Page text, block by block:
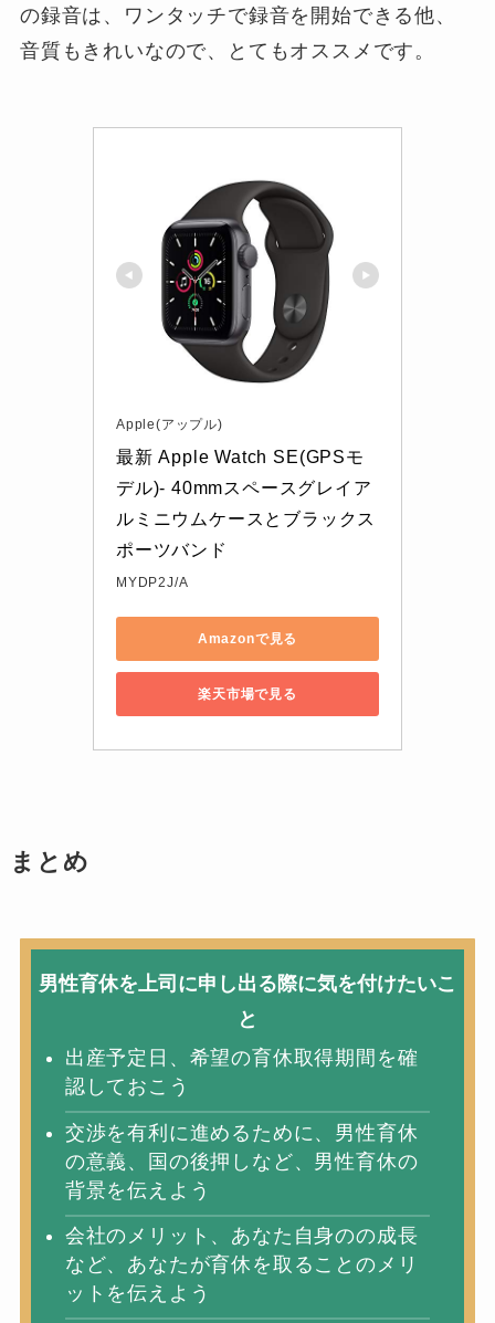
の録音は、ワンタッチで録音を開始できる他、
音質もきれいなので、とてもオススメです。
Apple(アップル)
最新 Apple Watch SE(GPSモ
デル)- 40mmスペースグレイア
ルミニウムケースとブラックス
ポーツバンド
MYDP2J/A
Amazonで見る
楽天市場で見る
まとめ
男性育休を上司に申し出る際に気を付けたいこ
と
出産予定日、希望の育休取得期間を確
認しておこう
交渉を有利に進めるために、男性育休
の意義、国の後押しなど、男性育休の
背景を伝えよう
会社のメリット、あなた自身のの成長
など、あなたが育休を取ることのメリ
ットを伝えよう